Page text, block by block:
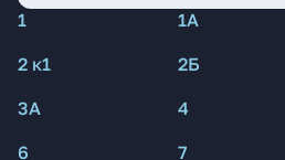
1 1А
2 к1
2Б
3А
4
6
7